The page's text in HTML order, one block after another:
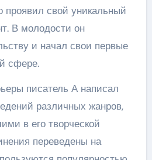
проявил свой уникальный
В молодости он
и начал свои первые
сфере.
писатель А написал
различных жанров,
в его творческой
переведены на